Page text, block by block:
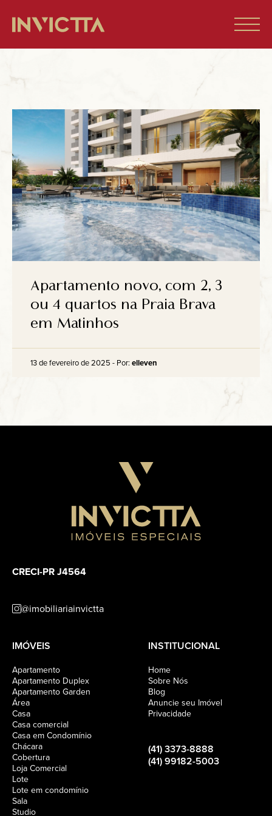
Imóveis à venda
Empreendimentos
Blog
Sobre nós
Anuncie
Contato
Apartamento novo, com 2, 3
ou 4 quartos na Praia Brava
em Matinhos
13 de fevereiro de 2025 - Por: elleven
CRECI-PR J4564
@imobiliariainvictta
IMÓVEIS
Apartamento
Apartamento Duplex
Apartamento Garden
Área
Casa
Casa comercial
Casa em Condomínio
Chácara
Cobertura
Loja Comercial
Lote
Lote em condomínio
Sala
Studio
INSTITUCIONAL
Home
Sobre Nós
Blog
Anuncie seu Imóvel
Privacidade
(41) 3373-8888
(41) 99182-5003